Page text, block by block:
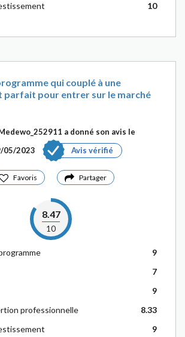
10
qui couplé à une
parfait pour entrer sur le marché
a donné son avis le
05/2023
Avis vérifié
Favoris Partager
8.47
10
9
7
9
professionnelle
8.33
9